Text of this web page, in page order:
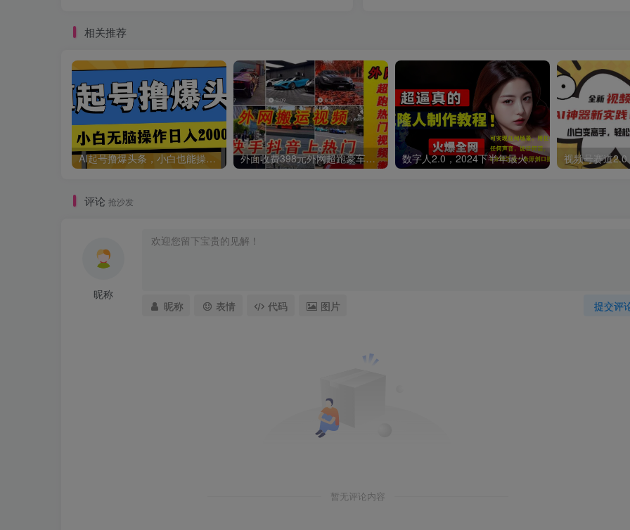
相关推荐
AI起号撸爆头条，小白也能操作，日入2000+ 外面收费398元外网超跑豪车汽车视频搬运至快手抖音上热门项目 数字人2.0，2024下半年最火项目，无限免费生成视频，可实现任何场景，用任何形象，任何声音，说任何话，5分钟生成一条原创口播视频。
评论 抢沙发
昵称
提交评
昵称 表情 代码 图片
暂无评论内容